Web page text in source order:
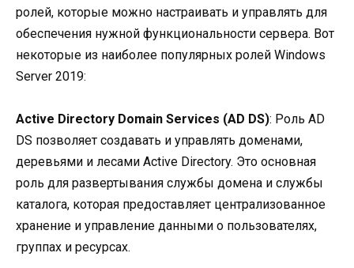
ролей, которые можно настраивать и управлять для
обеспечения нужной функциональности сервера. Вот
некоторые из наиболее популярных ролей Windows
Server 2019:
Active Directory Domain Services (AD DS): Роль AD
DS позволяет создавать и управлять доменами,
деревьями и лесами Active Directory. Это основная
роль для развертывания службы домена и службы
каталога, которая предоставляет централизованное
хранение и управление данными о пользователях,
группах и ресурсах.